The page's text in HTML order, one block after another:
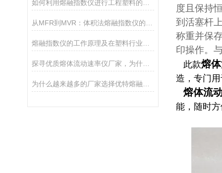
探寻优质熔体流动速率仪厂家，为什么是承德优特？
度且保持
到活塞杆
称重并保
印操作。
此款熔
造，专门
熔体流
能，随时